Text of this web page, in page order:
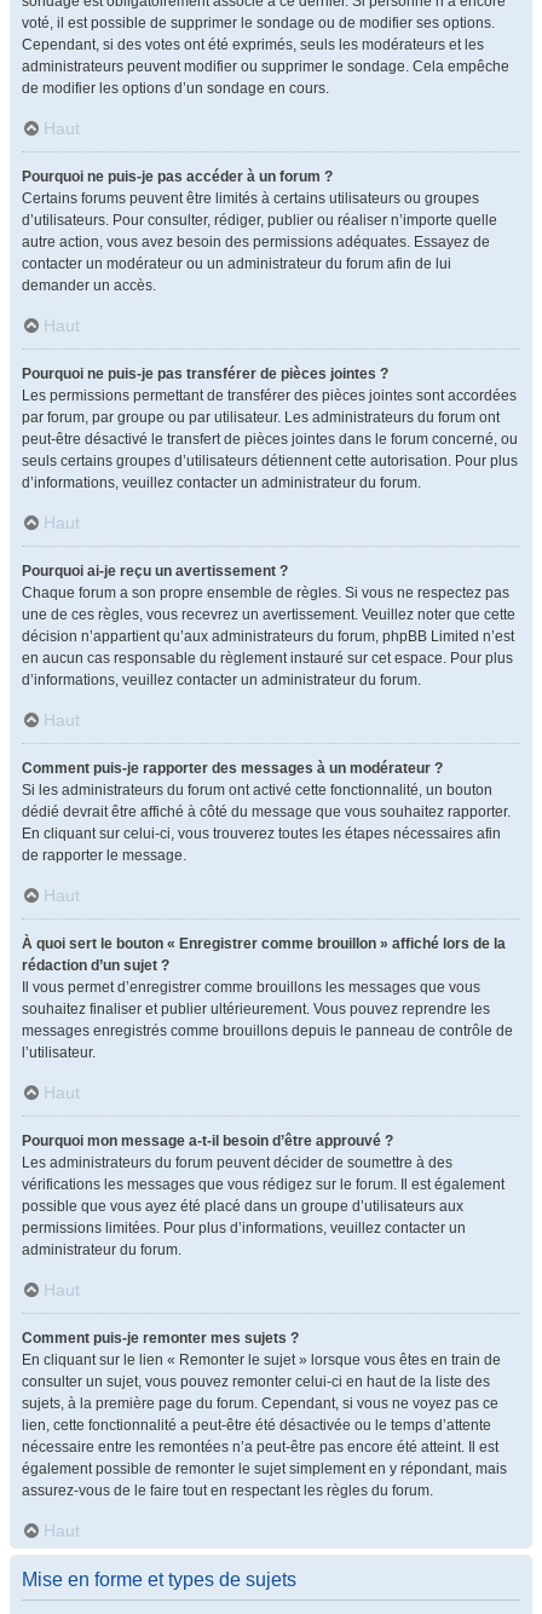
voté, il est possible de supprimer le sondage ou de modifier ses options.
Cependant, si des votes ont été exprimés, seuls les modérateurs et les
administrateurs peuvent modifier ou supprimer le sondage. Cela empêche
de modifier les options d’un sondage en cours.
Haut
Pourquoi ne puis-je pas accéder à un forum ?
Certains forums peuvent être limités à certains utilisateurs ou groupes
d’utilisateurs. Pour consulter, rédiger, publier ou réaliser n’importe quelle
autre action, vous avez besoin des permissions adéquates. Essayez de
contacter un modérateur ou un administrateur du forum afin de lui
demander un accès.
Haut
Pourquoi ne puis-je pas transférer de pièces jointes ?
Les permissions permettant de transférer des pièces jointes sont accordées
par forum, par groupe ou par utilisateur. Les administrateurs du forum ont
peut-être désactivé le transfert de pièces jointes dans le forum concerné, ou
seuls certains groupes d’utilisateurs détiennent cette autorisation. Pour plus
d’informations, veuillez contacter un administrateur du forum.
Haut
Pourquoi ai-je reçu un avertissement ?
Chaque forum a son propre ensemble de règles. Si vous ne respectez pas
une de ces règles, vous recevrez un avertissement. Veuillez noter que cette
décision n’appartient qu’aux administrateurs du forum, phpBB Limited n’est
en aucun cas responsable du règlement instauré sur cet espace. Pour plus
d’informations, veuillez contacter un administrateur du forum.
Haut
Comment puis-je rapporter des messages à un modérateur ?
Si les administrateurs du forum ont activé cette fonctionnalité, un bouton
dédié devrait être affiché à côté du message que vous souhaitez rapporter.
En cliquant sur celui-ci, vous trouverez toutes les étapes nécessaires afin
de rapporter le message.
Haut
À quoi sert le bouton « Enregistrer comme brouillon » affiché lors de la
rédaction d’un sujet ?
Il vous permet d’enregistrer comme brouillons les messages que vous
souhaitez finaliser et publier ultérieurement. Vous pouvez reprendre les
messages enregistrés comme brouillons depuis le panneau de contrôle de
l’utilisateur.
Haut
Pourquoi mon message a-t-il besoin d’être approuvé ?
Les administrateurs du forum peuvent décider de soumettre à des
vérifications les messages que vous rédigez sur le forum. Il est également
possible que vous ayez été placé dans un groupe d’utilisateurs aux
permissions limitées. Pour plus d’informations, veuillez contacter un
administrateur du forum.
Haut
Comment puis-je remonter mes sujets ?
En cliquant sur le lien « Remonter le sujet » lorsque vous êtes en train de
consulter un sujet, vous pouvez remonter celui-ci en haut de la liste des
sujets, à la première page du forum. Cependant, si vous ne voyez pas ce
lien, cette fonctionnalité a peut-être été désactivée ou le temps d’attente
nécessaire entre les remontées n’a peut-être pas encore été atteint. Il est
également possible de remonter le sujet simplement en y répondant, mais
assurez-vous de le faire tout en respectant les règles du forum.
Haut
Mise en forme et types de sujets